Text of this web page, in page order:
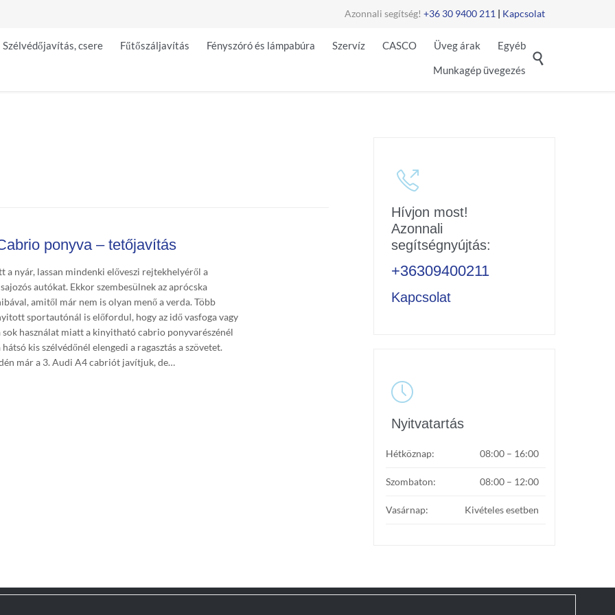
Azonnali segítség! +36 30 9400 211 | Kapcsolat
to
Szélvédőjavítás, csere Fűtőszáljavítás Fényszóró és lámpabúra Szervíz CASCO Üveg árak Egyéb
Munkagép üvegezés

ponyva – tetőjavítás
a nyár, lassan mindenki előveszi rejtekhelyéről a
autókat. Ekkor szembesülnek az aprócska
amitől már nem is olyan menő a verda. Több
sportautónál is előfordul, hogy az idő vasfoga vagy
sok használat miatt a kinyitható cabrio ponyvarészénél
hátsó kis szélvédőnél elengedi a ragasztás a szövetet.
már a 3. Audi A4 cabriót javítjuk, de…

Hívjon most!
Azonnali
segítségnyújtás:
+36309400211
Kapcsolat

Nyitvatartás
Hétköznap: 08:00 – 16:00
Szombaton: 08:00 – 12:00
Vasárnap: Kivételes esetben